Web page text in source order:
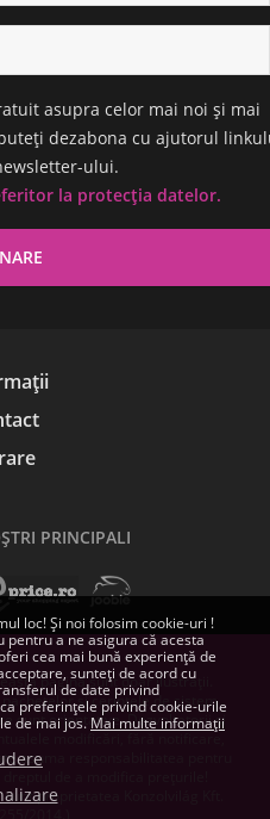
asupra celor mai noi și mai
dezabona cu ajutorul
ului.
la protecția datelor.
PRINCIPALI
pagină sunt doar ilustrații.
și cerințele de sistem
sunt orientative. Dezvoltatorii și
modificări, fără notificare,
asuma responsabilitatea pentru
proprietatea Konzolvilág Kft.
loc! Și noi folosim cookie-uri !
a ne asigura că acesta
cea mai bună experiență de
sunteți de acord cu
de date privind
preferințele privind cookie-urile
de mai jos. Mai multe informații